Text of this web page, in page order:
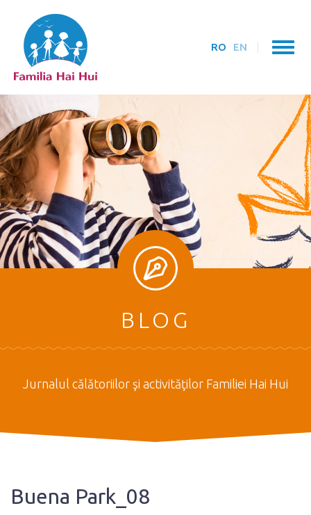
RO EN
BLOG
Jurnalul călătoriilor şi activităţilor Familiei Hai Hui
Buena Park_08